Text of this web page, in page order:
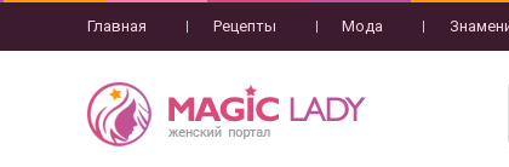
Главная Рецепты Мода